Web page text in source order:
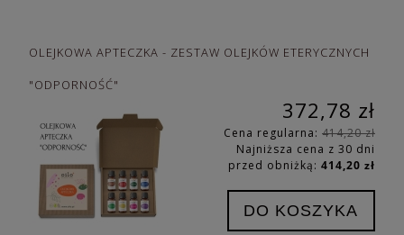
OLEJKOWA APTECZKA - ZESTAW OLEJKÓW ETERYCZNYCH
"ODPORNOŚĆ"
372,78 zł
Cena regularna: 414,20 zł
Najniższa cena z 30 dni
przed obniżką: 414,20 zł
DO KOSZYKA